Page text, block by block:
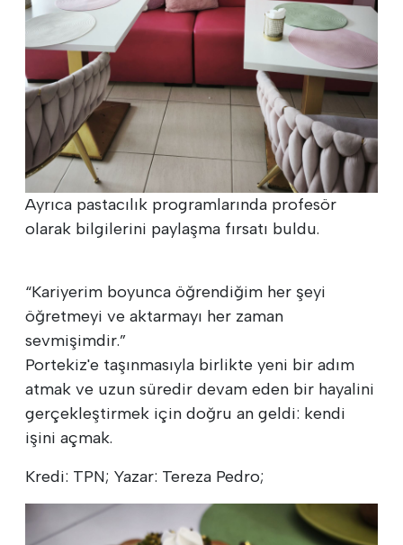
Ayrıca pastacılık programlarında profesör
olarak bilgilerini paylaşma fırsatı buldu.
“Kariyerim boyunca öğrendiğim her şeyi
öğretmeyi ve aktarmayı her zaman
sevmişimdir.”
Portekiz'e taşınmasıyla birlikte yeni bir adım
atmak ve uzun süredir devam eden bir hayalini
gerçekleştirmek için doğru an geldi: kendi
işini açmak.
Kredi: TPN; Yazar: Tereza Pedro;